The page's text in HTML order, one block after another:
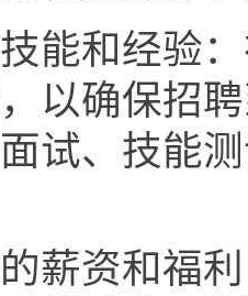
能和经验
以确保招
试、技能
薪资和福